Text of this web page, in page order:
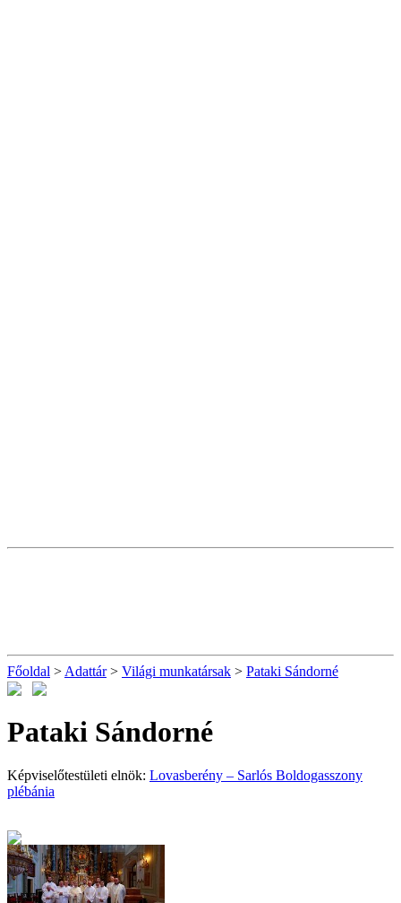
Főoldal > Adattár> Világi munkatársak > Pataki Sándorné
Pataki Sándorné
Képviselőtestületi elnök: Lovasberény – Sarlós Boldogasszony
plébánia